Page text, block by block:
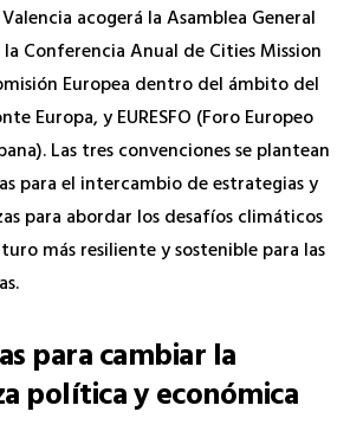
acogerá la Asamblea General
Conferencia Anual de Cities Mission
Europea dentro del ámbito del
Europa, y EURESFO (Foro Europeo
Las tres convenciones se plantean
para el intercambio de estrategias y
para abordar los desafíos climáticos
más resiliente y sostenible para las
para cambiar la
política y económica